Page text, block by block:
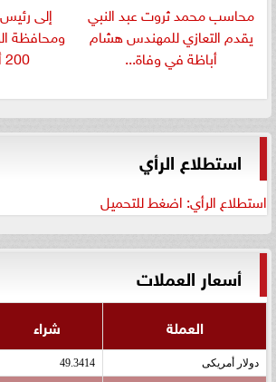
​محاسب محمد ثروت عبد النبي
يقدم التعازي للمهندس هشام
أباظة في وفاة...
إلى رئيس
ومحافظة
200 أسرة يقتلها...
استطلاع الرأي
استطلاع الرأي: اضغط للتحميل
أسعار العملات
العملة شراء
دولار أمريكى 49.3414